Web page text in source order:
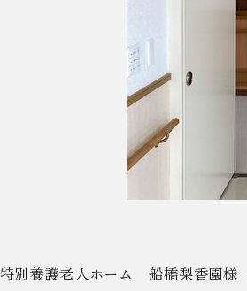
別養護老人ホーム 船橋梨香園様